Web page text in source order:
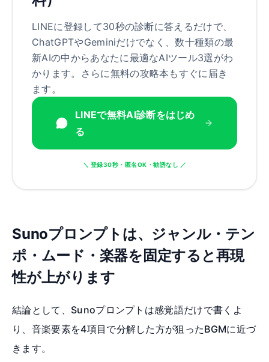
LINEに登録して30秒の診断に答えるだけで、
ChatGPTやGeminiだけでなく、数十種類の最
新AIの中からあなたに最適なAIツール3選がわ
かります。さらに無料の攻略本もすぐに届き
ます。
LINEで無料AI診断をはじめ
る
＼ 登録30秒・匿名OK・勧誘なし ／
Sunoプロンプトは、ジャンル・テン
ポ・ムード・楽器を固定すると再現
性が上がります
結論として、Sunoプロンプトは感覚語だけで書くよ
り、音楽要素を4項目で分解した方が狙ったBGMに近づ
きます。